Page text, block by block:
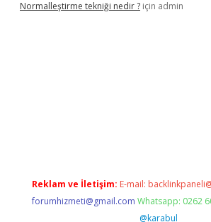
Normalleştirme tekniği nedir ? için admin
Reklam ve İletişim: E-mail:
forumhizmeti@gmail.com Whatsapp: 0262
@karabul